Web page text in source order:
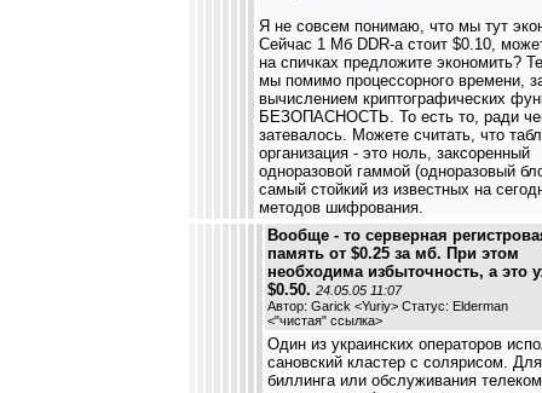
Я не совсем понимаю, что мы тут
Сейчас 1 Мб DDR-а стоит $0.10,
на спичках предложите экономить?
мы помимо процессорного времени,
вычислением криптографических
БЕЗОПАСНОСТЬ. То есть то, ради
затевалось. Можете считать, что
организация - это ноль, заксоренный
одноразовой гаммой (одноразовый
самый стойкий из известных на
методов шифрования.
Вообще - то серверная
память от $0.25 за мб. При этом
необходима избыточность, а это
$0.50. 24.05.05 11:07
Автор: Garick <Yuriy> Статус: Elderman
<"чистая" ссылка>
Один из украинских операторов
сановский кластер с солярисом. Для
биллинга или обслуживания